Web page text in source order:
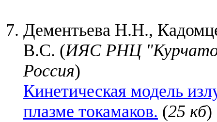
Дементьева Н.Н.,
В.С. (ИЯС РНЦ
Россия)
Кинетическая модель
плазме токамаков. (25 кб)